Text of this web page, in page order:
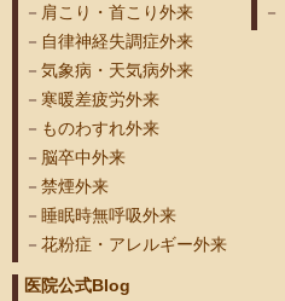
肩こり・首こり外来
自律神経失調症外来
気象病・天気病外来
寒暖差疲労外来
ものわすれ外来
脳卒中外来
禁煙外来
睡眠時無呼吸外来
花粉症・アレルギー外来
医院公式Blog